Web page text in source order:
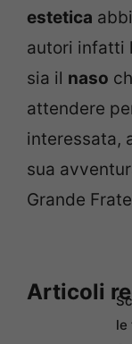
estetica
autori infatti
sia il naso
attendere
interessata,
sua
Grande
Articoli
le